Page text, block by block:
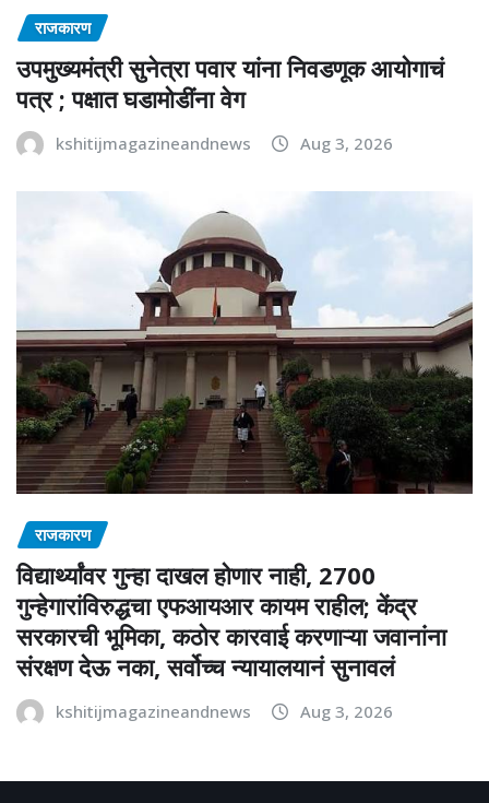
राजकारण
उपमुख्यमंत्री सुनेत्रा पवार यांना निवडणूक आयोगाचं
पत्र ; पक्षात घडामोडींना वेग
kshitijmagazineandnews Aug 3, 2026
राजकारण
विद्यार्थ्यांवर गुन्हा दाखल होणार नाही, 2700
गुन्हेगारांविरुद्धचा एफआयआर कायम राहील; केंद्र
सरकारची भूमिका, कठोर कारवाई करणाऱ्या जवानांना
संरक्षण देऊ नका, सर्वोच्च न्यायालयानं सुनावलं
kshitijmagazineandnews Aug 3, 2026